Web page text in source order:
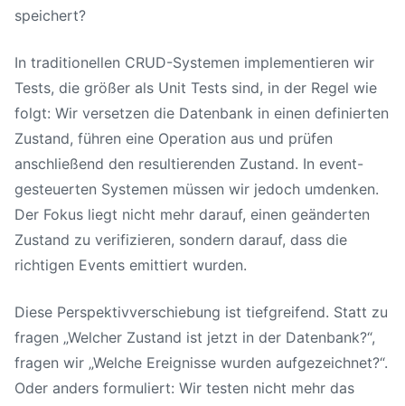
speichert?
In traditionellen CRUD-Systemen implementieren wir
Tests, die größer als Unit Tests sind, in der Regel wie
folgt: Wir versetzen die Datenbank in einen definierten
Zustand, führen eine Operation aus und prüfen
anschließend den resultierenden Zustand. In event-
gesteuerten Systemen müssen wir jedoch umdenken.
Der Fokus liegt nicht mehr darauf, einen geänderten
Zustand zu verifizieren, sondern darauf, dass die
richtigen Events emittiert wurden.
Diese Perspektivverschiebung ist tiefgreifend. Statt zu
fragen „Welcher Zustand ist jetzt in der Datenbank?“,
fragen wir „Welche Ereignisse wurden aufgezeichnet?“.
Oder anders formuliert: Wir testen nicht mehr das